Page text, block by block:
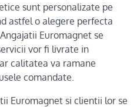
sunt personalizate pe
astfel o alegere perfecta
Euromagnet se
vor fi livrate in
calitatea va ramane
comandate.
Euromagnet si clientii lor se